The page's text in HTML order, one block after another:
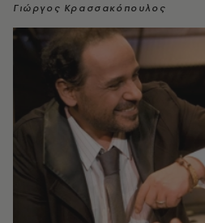
Γιώργος Κρασσακόπουλος